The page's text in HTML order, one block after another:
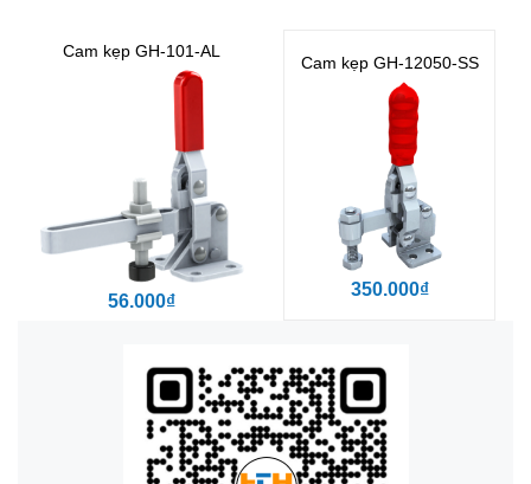
Cam kẹp GH-101-AL
56.000₫
Cam kẹp GH-12050-SS
350.000₫